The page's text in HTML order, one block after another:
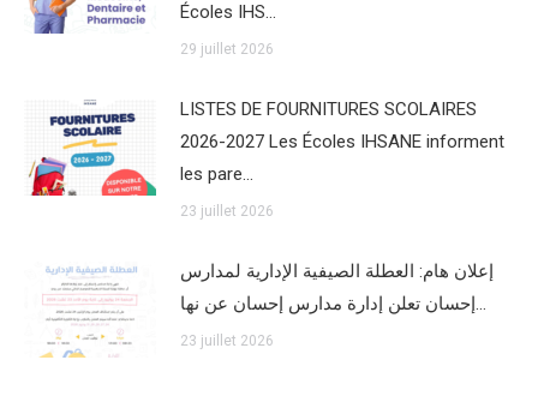
Écoles IHS…
29 juillet 2026
LISTES DE FOURNITURES SCOLAIRES
2026-2027 Les Écoles IHSANE informent
les pare…
23 juillet 2026
إعلان هام: العطلة الصيفية الإدارية لمدارس
إحسان تعلن إدارة مدارس إحسان عن نها…
23 juillet 2026